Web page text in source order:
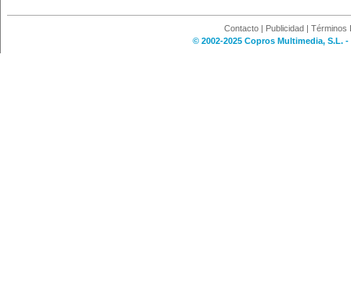
Contacto | Publicidad | Términos
© 2002-2025 Copros Multimedia, S.L.